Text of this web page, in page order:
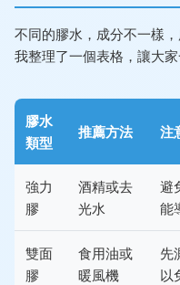
不同的膠水，成分不一樣
我整理了一個表格，讓大家
膠水
類型
推薦方法 注
強力
膠
酒精或去
光水
避
能
雙面
膠
食用油或
暖風機
先
以